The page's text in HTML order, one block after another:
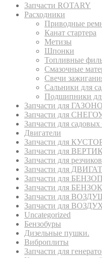
Запчасти ROTARY
Расходники
Приводные
Канат стартера
Метизы
Шпонки
Топливные
Смазочные
Свечи
Сальники для
Подшипники
Запчасти для
Запчасти для
Запчасти для садовых
Двигатели
Запчасти для
Запчасти для
Запчасти для
Запчасти для
Запчасти для
Запчасти для
Запчасти для
Запчасти для
Uncategorized
Бензобуры
Дизельные пушки.
Виброплиты
Запчасти для